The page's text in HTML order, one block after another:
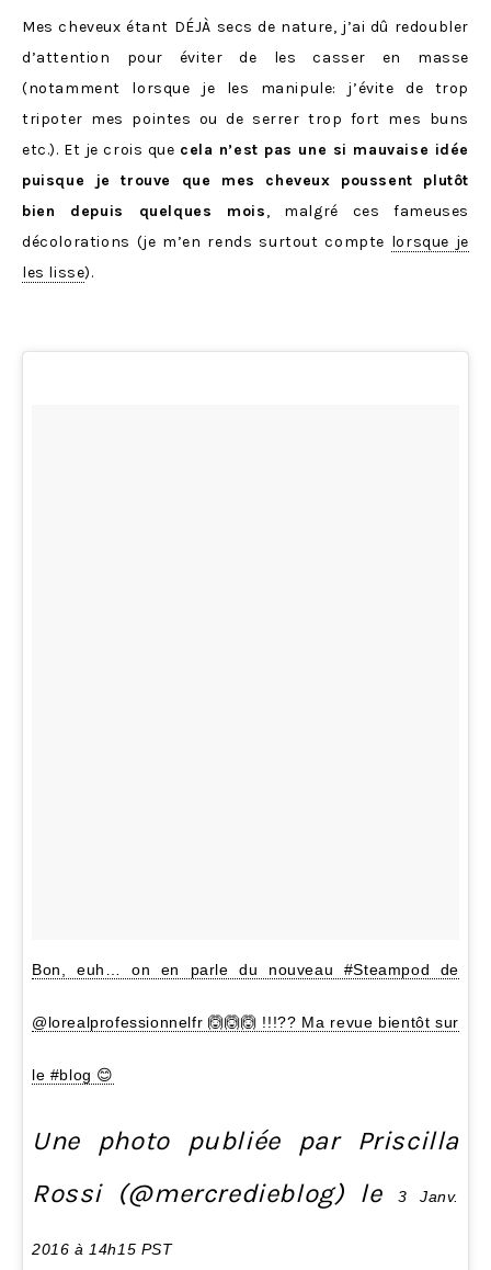
Mes cheveux étant DÉJÀ secs de nature, j’ai dû redoubler
d’attention pour éviter de les casser en masse
(notamment lorsque je les manipule: j’évite de trop
tripoter mes pointes ou de serrer trop fort mes buns
etc.). Et je crois que cela n’est pas une si mauvaise idée
puisque je trouve que mes cheveux poussent plutôt
bien depuis quelques mois, malgré ces fameuses
décolorations (je m’en rends surtout compte lorsque je
les lisse).
Bon, euh… on en parle du nouveau #Steampod de
@lorealprofessionnelfr 🙆🙆🙆 !!!?? Ma revue bientôt sur
le #blog 😊
Une photo publiée par Priscilla
Rossi (@mercredieblog) le
3 Janv.
2016 à 14h15 PST